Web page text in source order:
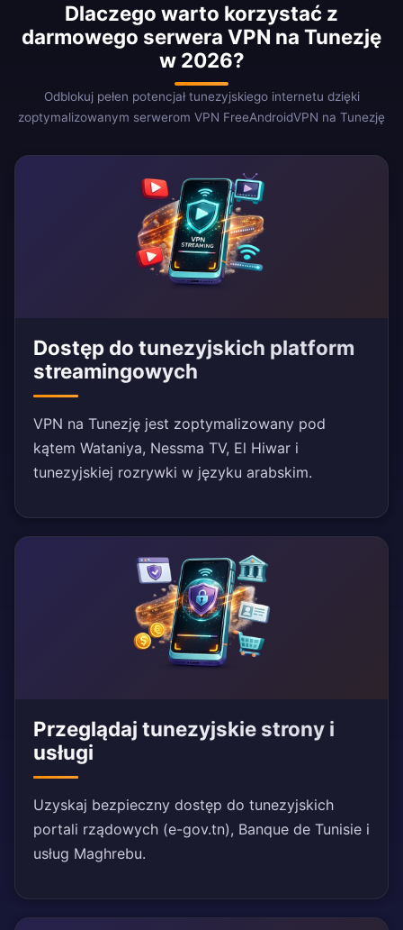
Dlaczego warto korzystać z
darmowego serwera VPN na Tunezję
w 2026?
Odblokuj pełen potencjał tunezyjskiego internetu dzięki
zoptymalizowanym serwerom VPN FreeAndroidVPN na Tunezję
Dostęp do tunezyjskich platform
streamingowych
VPN na Tunezję jest zoptymalizowany pod
kątem Wataniya, Nessma TV, El Hiwar i
tunezyjskiej rozrywki w języku arabskim.
Przeglądaj tunezyjskie strony i
usługi
Uzyskaj bezpieczny dostęp do tunezyjskich
portali rządowych (e-gov.tn), Banque de Tunisie i
usług Maghrebu.